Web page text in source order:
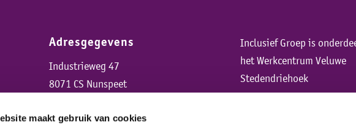
maakt gebruik van cookies
Adresgegevens
Industrieweg 47
8071 CS Nunspeet
Inclusief Groep is
het Werkcentrum Veluwe
Stedendriehoek